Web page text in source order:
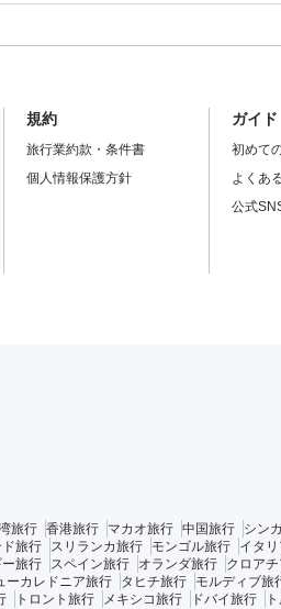
規約
旅行業約款・条件書
個人情報保護方針
ガイド
初めて
よくあ
公式
旅行 香港旅行 マカオ旅行 中国旅行 シン
ド旅行 スリランカ旅行 モンゴル旅行 イタ
旅行 スペイン旅行 オランダ旅行 クロア
ーカレドニア旅行 タヒチ旅行 モルディブ旅
トロント旅行 メキシコ旅行 ドバイ旅行